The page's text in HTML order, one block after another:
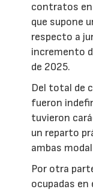
contratos en
que supone
respecto a
incremento
de 2025.
Del total de
fueron
tuvieron
un reparto
ambas
Por otra
ocupadas